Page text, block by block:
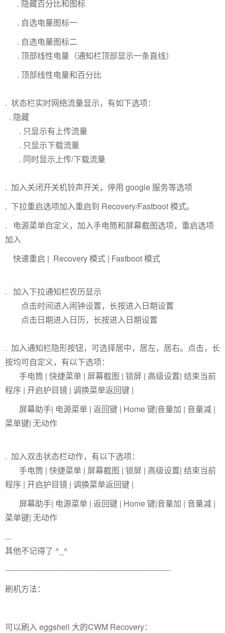
. 隐藏百分比和图标
. 自选电量图标一
. 自选电量图标二
. 顶部线性电量（通知栏顶部显示一条直线）
. 顶部线性电量和百分比
. 状态栏实时网络流量显示，有如下选项：
. 隐藏
. 只显示有上传流量
. 只显示下载流量
. 同时显示上传/下载流量
. 加入关闭开关机铃声开关，停用 google 服务等选项
. 下拉重启选项加入重启到 Recovery/Fastboot 模式。
. 电源菜单自定义，加入手电筒和屏幕截图选项，重启选项
加入
快速重启 | Recovery 模式 | Fastboot 模式
. 加入下拉通知栏农历显示
点击时间进入闹钟设置，长按进入日期设置
点击日期进入日历，长按进入日期设置
. 加入通知栏隐形按钮，可选择居中，居左，居右。点击，长
按均可自定义，有以下选项：
手电筒 | 快捷菜单 | 屏幕截图 | 锁屏 | 高级设置| 结束当前
程序 | 开启护目镜 | 调换菜单返回键 |
屏幕助手| 电源菜单 | 返回键 | Home 键|音量加 | 音量减 |
菜单键| 无动作
. 加入双击状态栏动作，有以下选项：
手电筒 | 快捷菜单 | 屏幕截图 | 锁屏 | 高级设置| 结束当前
程序 | 开启护目镜 | 调换菜单返回键 |
屏幕助手| 电源菜单 | 返回键 | Home 键|音量加 | 音量减 |
菜单键| 无动作
...
其他不记得了 ^_^
------------------------------------------------------------------
刷机方法：
可以刷入 eggshell 大的CWM Recovery：